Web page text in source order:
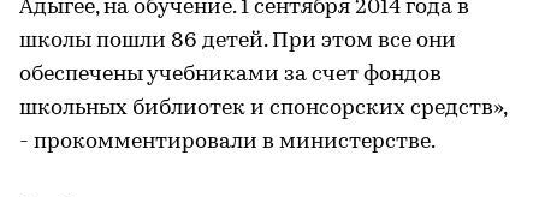
Адыгее, на обучение. 1 сентября 2014 года в
школы пошли 86 детей. При этом все они
обеспечены учебниками за счет фондов
школьных библиотек и спонсорских средств»,
- прокомментировали в министерстве.